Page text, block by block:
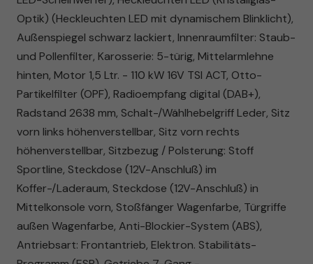
Optik) (Heckleuchten LED mit dynamischem Blinklicht),
Außenspiegel schwarz lackiert, Innenraumfilter: Staub-
und Pollenfilter, Karosserie: 5-türig, Mittelarmlehne
hinten, Motor 1,5 Ltr. - 110 kW 16V TSI ACT, Otto-
Partikelfilter (OPF), Radioempfang digital (DAB+),
Radstand 2638 mm, Schalt-/Wählhebelgriff Leder, Sitz
vorn links höhenverstellbar, Sitz vorn rechts
höhenverstellbar, Sitzbezug / Polsterung: Stoff
Sportline, Steckdose (12V-Anschluß) im
Koffer-/Laderaum, Steckdose (12V-Anschluß) in
Mittelkonsole vorn, Stoßfänger Wagenfarbe, Türgriffe
außen Wagenfarbe, Anti-Blockier-System (ABS),
Antriebsart: Frontantrieb, Elektron. Stabilitäts-